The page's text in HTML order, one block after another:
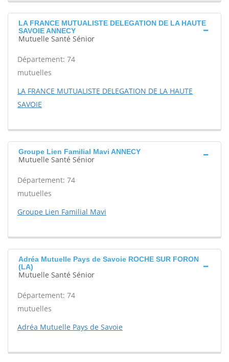
LA FRANCE MUTUALISTE DELEGATION DE LA HAUTE
SAVOIE ANNECY
Mutuelle Santé Sénior
Département: 74
mutuelles
LA FRANCE MUTUALISTE DELEGATION DE LA HAUTE
SAVOIE
Groupe Lien Familial Mavi ANNECY
Mutuelle Santé Sénior
Département: 74
mutuelles
Groupe Lien Familial Mavi
Adréa Mutuelle Pays de Savoie ROCHE SUR FORON
(LA)
Mutuelle Santé Sénior
Département: 74
mutuelles
Adréa Mutuelle Pays de Savoie